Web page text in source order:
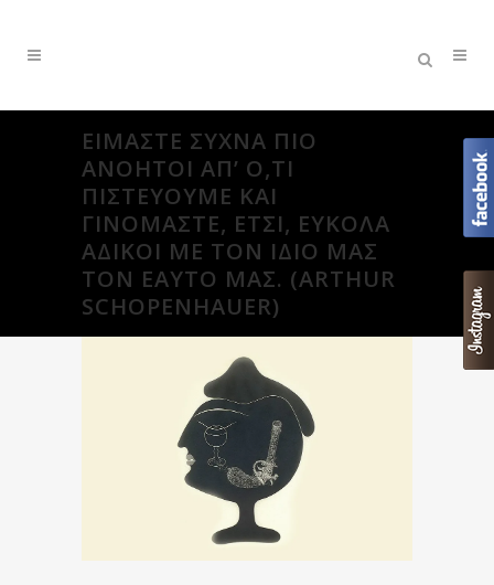
ΕΊΜΑΣΤΕ ΣΥΧΝΆ ΠΙΟ
ΑΝΌΗΤΟΙ ΑΠ’ Ό,ΤΙ
ΠΙΣΤΕΎΟΥΜΕ ΚΑΙ
ΓΙΝΌΜΑΣΤΕ, ΈΤΣΙ, ΕΎΚΟΛΑ
ΆΔΙΚΟΙ ΜΕ ΤΟΝ ΊΔΙΟ ΜΑΣ
ΤΟΝ ΕΑΥΤΌ ΜΑΣ. (ARTHUR
SCHOPENHAUER)